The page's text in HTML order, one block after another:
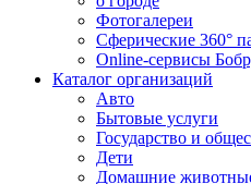
Фотогалереи
Сферические 360°
Online-сервисы
Каталог организаций
Авто
Бытовые услуги
Государство и
Дети
Домашние